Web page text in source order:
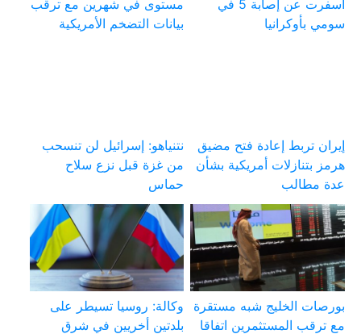
أسفرت عن إصابة 5 في
سومي بأوكرانيا
مستوى في شهرين مع ترقب
بيانات التضخم الأمريكية
إيران تربط إعادة فتح مضيق
هرمز بتنازلات أمريكية بشأن
عدة مطالب
نتنياهو: إسرائيل لن تنسحب
من غزة قبل نزع سلاح
حماس
بورصات الخليج شبه مستقرة
مع ترقب المستثمرين اتفاقا
وكالة: روسيا تسيطر على
بلدتين أخريين في شرق